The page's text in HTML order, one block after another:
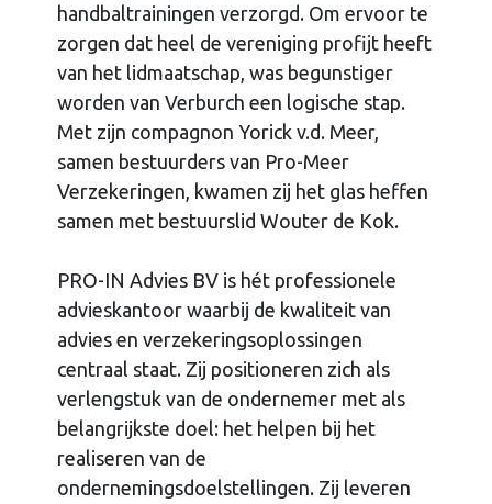
handbaltrainingen verzorgd. Om ervoor te
zorgen dat heel de vereniging profijt heeft
van het lidmaatschap, was begunstiger
worden van Verburch een logische stap.
Met zijn compagnon Yorick v.d. Meer,
samen bestuurders van Pro-Meer
Verzekeringen, kwamen zij het glas heffen
samen met bestuurslid Wouter de Kok.
PRO-IN Advies BV is hét professionele
advieskantoor waarbij de kwaliteit van
advies en verzekeringsoplossingen
centraal staat. Zij positioneren zich als
verlengstuk van de ondernemer met als
belangrijkste doel: het helpen bij het
realiseren van de
ondernemingsdoelstellingen. Zij leveren